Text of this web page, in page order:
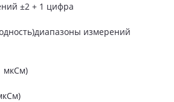
±2 + 1 цифра
измерений
мкСм)